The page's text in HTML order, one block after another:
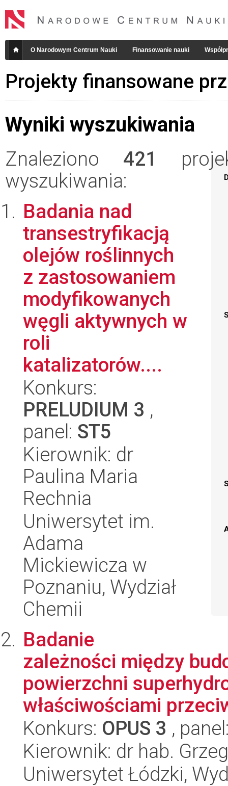
O Narodowym Centrum Nauki Finansowanie nauki
Projekty finansowane
Wyniki wyszukiwania
Znaleziono 421
wyszukiwania:
Badania nad
transestryfikacją
olejów roślinnych
z zastosowaniem
modyfikowanych
węgli aktywnych w
roli
katalizatorów....
Konkurs:
PRELUDIUM 3 ,
panel: ST5
Kierownik: dr
Paulina Maria
Rechnia
Uniwersytet im.
Adama
Mickiewicza w
Poznaniu, Wydział
Chemii
Badanie
zależności między
powierzchni
właściwościami
Konkurs: OPUS 3 ,
Kierownik: dr hab.
Uniwersytet Łódzki,